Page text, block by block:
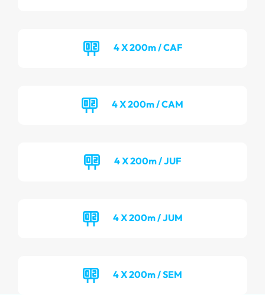
4 X 200m / CAF
4 X 200m / CAM
4 X 200m / JUF
4 X 200m / JUM
4 X 200m / SEM